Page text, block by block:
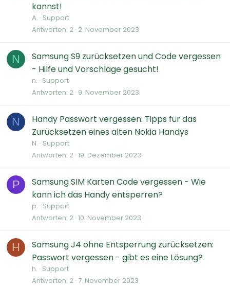
kannst!
A. Support
Antworten 2 2. November 2023
N
Samsung S9 zurücksetzen und Code vergessen
- Hilfe und Vorschläge gesucht!
n. Support
Antworten 2 9. November 2023
N
Handy Passwort vergessen: Tipps für das
Zurücksetzen eines alten Nokia Handys
N. Support
Antworten 2 19. Dezember 2023
P
Samsung SIM Karten Code vergessen - Wie
kann ich das Handy entsperren?
p. Support
Antworten 2 10. November 2023
H
Samsung J4 ohne Entsperrung zurücksetzen:
Passwort vergessen - gibt es eine Lösung?
h. Support
Antworten 2 7. November 2023